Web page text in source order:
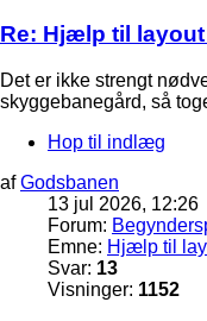
Re: Hjælp til
Det er ikke strengt
skyggebanegård, så
Hop til indlæg
afGodsbanen
13 jul 2026, 12:26
Forum:
Emne: Hjælp til
Svar: 13
Visninger: 1152